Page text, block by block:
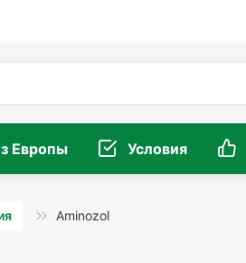
Европы Условия
Aminozol